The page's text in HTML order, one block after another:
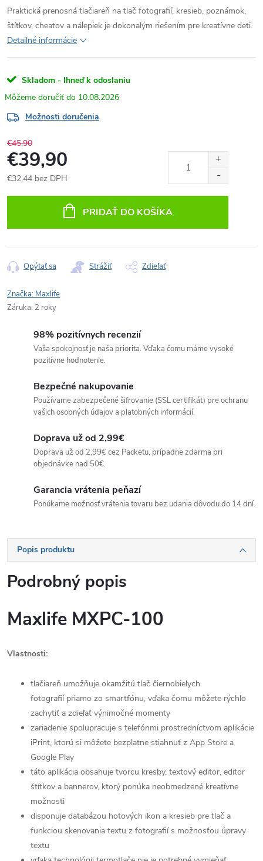
Praktická prenosná tlačiareň na tlač fotografií, kresieb, poznámok,
štítkov, cheatov a nálepiek je dokonalým riešením pre kreatívne deti.
Detailné informácie
Skladom - Ihneď k odoslaniu
10.08.2026
Možnosti doručenia
€45,90
€39,90
€32,44 bez DPH
PRIDAŤ DO KOŠÍKA
Opýtať sa Strážiť Zdieľať
Značka: Maxlife
Záruka: 2 roky
98% pozitívnych recenzií
Vaša spokojnosť je naša priorita. Vďaka čomu máme vysoké
pozitívne hodnotenie.
Bezpečné nakupovanie
Používame zabezpečené šifrovanie (SSL certifikát) pre ochranu
vašich osobných údajov a platobných informácií.
Doprava už od 2,99€
Doprava už od 2,99€ cez Packetu, prípadne zdarma pri
objednávke nad 50€.
Garancia vrátenia peňazí
Ponúkame možnosť vrátenia tovaru bez udania dôvodu do 14 dní.
Popis produktu
Podrobný popis
Maxlife MXPC-100
Vlastnosti:
tlačiareň umožňuje okamžitú tlač čiernobielych
fotografiípriamo zo smartfónu, vďaka čomu môžete rýchlo
zachytiť a zdieľať výnimočné momenty
zariadenie spolupracuje s telefónmi prostredníctvom aplikácie
iPrint, ktorú si môžete bezplatne stiahnuť z App Store a
Google Play
táto aplikácia obsahuje tvorcu kresby, textový editor, editor
štítkov a bannerov, ktorý ponúka neobmedzené kreatívne
možnosti
disponuje databázou hotových ikon a kresieb pre tlač a
funkciou skenovania textu z fotografií s možnosťou úpravy
textu